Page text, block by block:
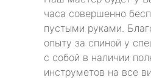
часа совершенно
пустыми руками.
опыту за спиной у
с собой в наличии
инструметов на все